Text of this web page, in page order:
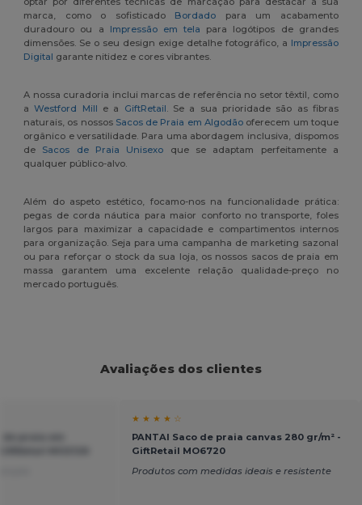
marca, como o sofisticado Bordado para um acabamento
duradouro ou a Impressão em tela para logótipos de grandes
dimensões. Se o seu design exige detalhe fotográfico, a Impressão
Digital garante nitidez e cores vibrantes.
A nossa curadoria inclui marcas de referência no setor têxtil, como
aWestford Mill e a GiftRetail. Se a sua prioridade são as fibras
naturais, os nossos Sacos de Praia em Algodão oferecem um toque
orgânico e versatilidade. Para uma abordagem inclusiva, dispomos
de Sacos de Praia Unisexo que se adaptam perfeitamente a
qualquer público-alvo.
Além do aspeto estético, focamo-nos na funcionalidade prática:
pegas de corda náutica para maior conforto no transporte, foles
largos para maximizar a capacidade e compartimentos internos
para organização. Seja para uma campanha de marketing sazonal
ou para reforçar o stock da sua loja, os nossos sacos de praia em
massa garantem uma excelente relação qualidade-preço no
mercado português.
Avaliações dos clientes
★ ★ ★ ★ ☆
PANTAI Saco de praia canvas 280 gr/m² -
GiftRetail MO6720
Produtos com medidas ideais e resistente